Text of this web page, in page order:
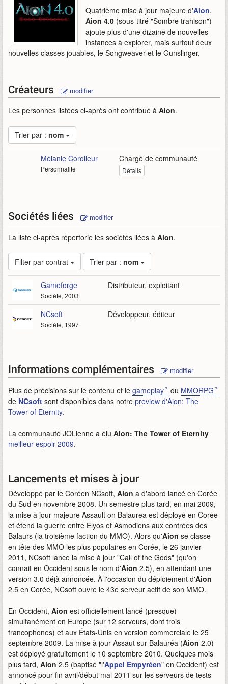
Quatrième mise à jour majeure d'Aion,
Aion 4.0 (sous-titré "Sombre trahison")
ajoute plus d'une dizaine de nouvelles
instances à explorer, mais surtout deux
nouvelles classes jouables, le Songweaver et le Gunslinger.
Créateurs modifier
Les personnes listées ci-après ont contribué à Aion.
Trier par : nom
Mélanie Corolleur
Personnalité
Chargé de communauté
Détails
Sociétés liées modifier
La liste ci-après répertorie les sociétés liées à Aion.
Filter par contrat Trier par : nom
Gameforge
Société, 2003
Distributeur, exploitant
NCsoft
Société, 1997
Développeur, éditeur
Informations complémentaires modifier
Plus de précisions sur le contenu et le gameplay du MMORPG
de NCsoft sont disponibles dans notre preview d'Aion: The
Tower of Eternity.
La communauté JOLienne a élu Aion: The Tower of Eternity
meilleur espoir 2009.
Lancements et mises à jour
Développé par le Coréen NCsoft, Aion a d'abord lancé en Corée
du Sud en novembre 2008. Un semestre plus tard, en mai 2009,
la mise à jour majeure Assault on Balaurea est déployé en Corée
et étend la guerre entre Elyos et Asmodiens aux contrées des
Balaurs (la troisième faction du MMO). Alors qu'Aion se classe
en tête des MMO les plus populaires en Corée, le 26 janvier
2011, NCsoft lance la mise à jour "Call of the Gods" (qu'on
connait en Occident sous le nom d'Aion 2.5), en attendant une
version 3.0 déjà annoncée. À l'occasion du déploiement d'Aion
2.5 en Corée, NCsoft ouvre le 43e serveur actif de son MMO.
En Occident, Aion est officiellement lancé (presque)
simultanément en Europe (sur 12 serveurs, dont trois
francophones) et aux États-Unis en version commerciale le 25
septembre 2009. La mise à jour Assaut sur Balauréa (Aion 2.0)
est déployé gratuitement le 10 septembre 2010. Quelques mois
plus tard, Aion 2.5 (baptisé "l'Appel Empyréen" en Occident) est
annoncé pour fin avril/début mai 2011 sur les serveurs de tests